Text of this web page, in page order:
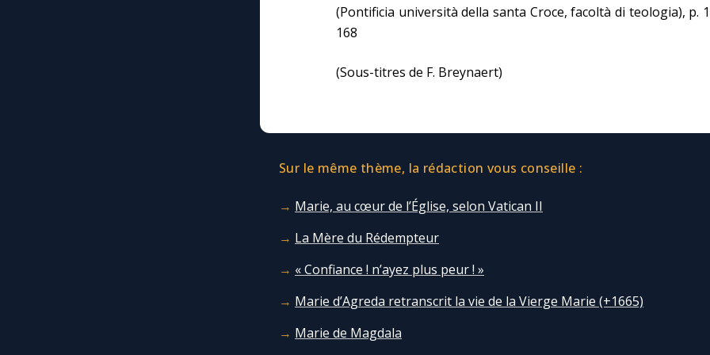
(Pontificia università della santa Croce, facoltà di teologia), p.
168
(Sous-titres de F. Breynaert)
Sur le même thème, la rédaction vous conseille :
Marie, au cœur de l’Église, selon Vatican II
La Mère du Rédempteur
« Confiance ! n’ayez plus peur ! »
Marie d’Agreda retranscrit la vie de la Vierge Marie (+1665)
Marie de Magdala